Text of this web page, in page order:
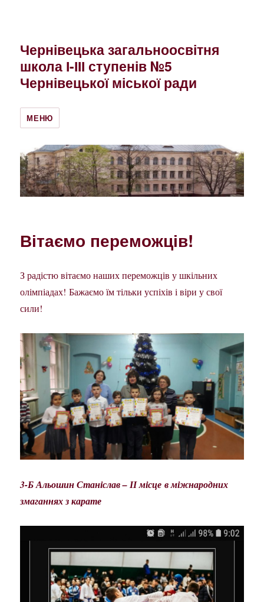
Чернівецька загальноосвітня
школа І-ІІІ ступенів №5
Чернівецької міської ради
МЕНЮ
Вітаємо переможців!
З радістю вітаємо наших переможців у шкільних
олімпіадах! Бажаємо їм тільки успіхів і віри у свої
сили!
3-Б Альошин Станіслав – ІІ місцев міжнародних
змаганнях з карате